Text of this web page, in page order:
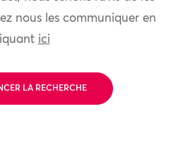
nous les communiquer en
ici
LA RECHERCHE